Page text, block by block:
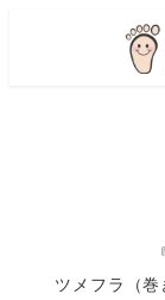
ツメフラ（